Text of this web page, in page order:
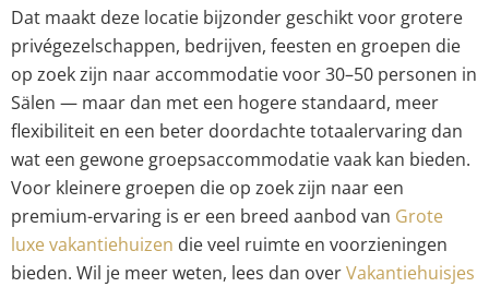
Dat maakt deze locatie bijzonder geschikt voor grotere
privégezelschappen, bedrijven, feesten en groepen die
op zoek zijn naar accommodatie voor 30–50 personen in
Sälen — maar dan met een hogere standaard, meer
flexibiliteit en een beter doordachte totaalervaring dan
wat een gewone groepsaccommodatie vaak kan bieden.
Voor kleinere groepen die op zoek zijn naar een
premium-ervaring is er een breed aanbod van Grote
luxe vakantiehuizen die veel ruimte en voorzieningen
bieden. Wil je meer weten, lees dan overVakantiehuisjes